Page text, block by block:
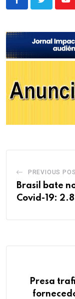
PREVIOUS
Brasil bate
Covid-19:
Presa